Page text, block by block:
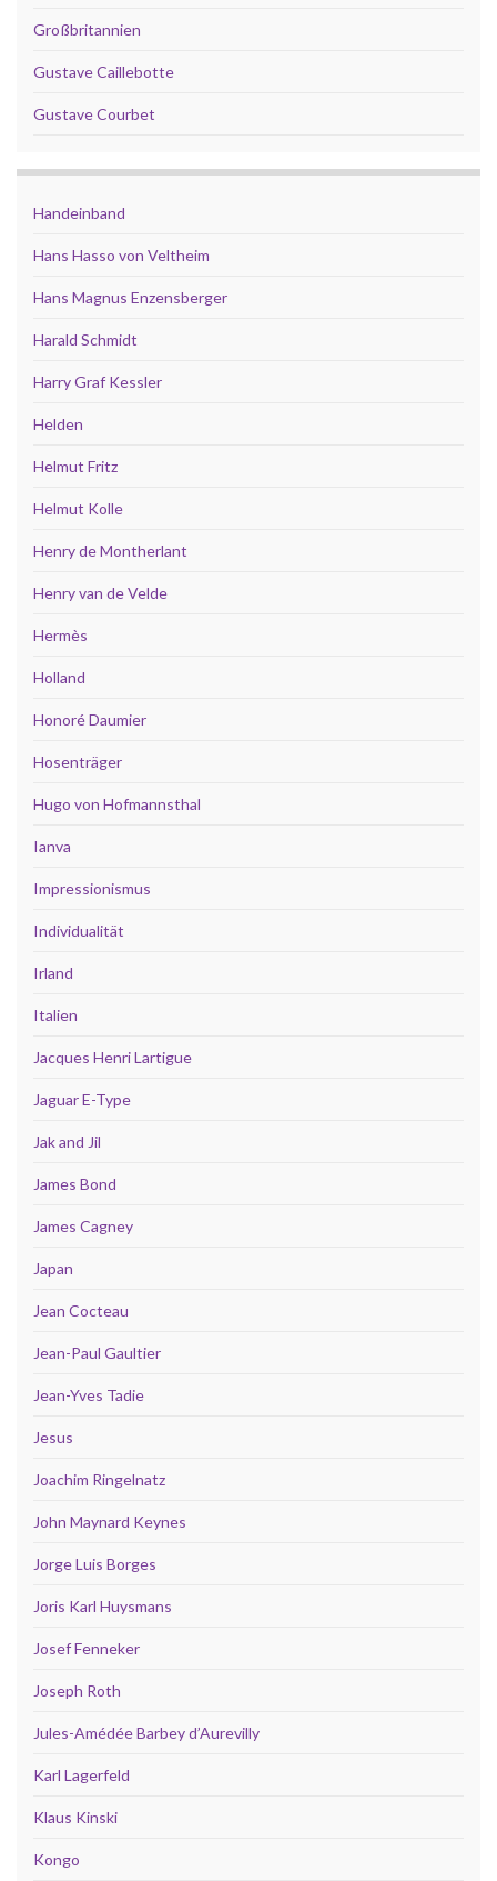
Großbritannien
Gustave Caillebotte
Gustave Courbet
Handeinband
Hans Hasso von Veltheim
Hans Magnus Enzensberger
Harald Schmidt
Harry Graf Kessler
Helden
Helmut Fritz
Helmut Kolle
Henry de Montherlant
Henry van de Velde
Hermès
Holland
Honoré Daumier
Hosenträger
Hugo von Hofmannsthal
Ianva
Impressionismus
Individualität
Irland
Italien
Jacques Henri Lartigue
Jaguar E-Type
Jak and Jil
James Bond
James Cagney
Japan
Jean Cocteau
Jean-Paul Gaultier
Jean-Yves Tadie
Jesus
Joachim Ringelnatz
John Maynard Keynes
Jorge Luis Borges
Joris Karl Huysmans
Josef Fenneker
Joseph Roth
Jules-Amédée Barbey d’Aurevilly
Karl Lagerfeld
Klaus Kinski
Kongo